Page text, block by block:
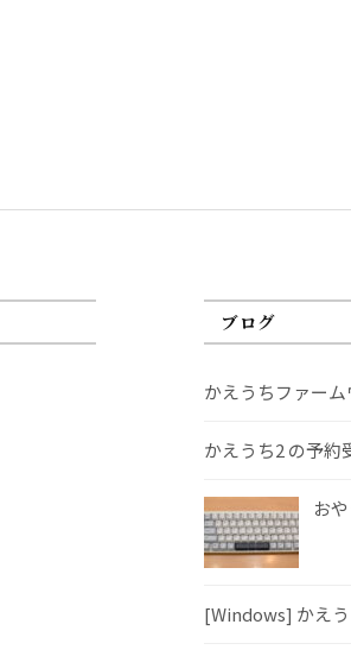
ブログ
かえうちファー
かえうち2 の予約
お
[Windows] かえ